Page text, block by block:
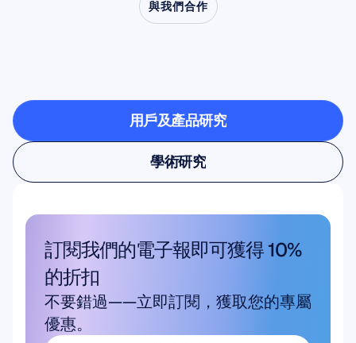
與我們合作
驗室時可能發生的事情
用戶及產品研究
用戶及產品研究
學術研究
學術研究
訂閱我們的電子報即可獲得 10%
的折扣
不要錯過——立即訂閱，獲取您的專屬
優惠。